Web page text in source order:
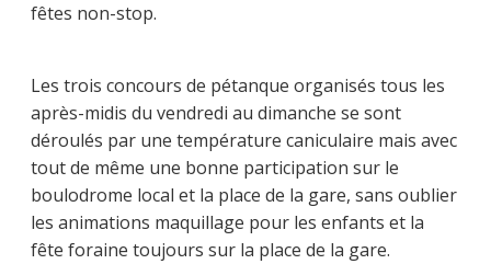
fêtes non-stop.
Les trois concours de pétanque organisés tous les
après-midis du vendredi au dimanche se sont
déroulés par une température caniculaire mais avec
tout de même une bonne participation sur le
boulodrome local et la place de la gare, sans oublier
les animations maquillage pour les enfants et la
fête foraine toujours sur la place de la gare.